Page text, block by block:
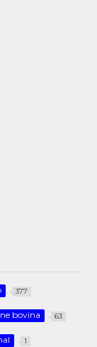
377
bovina 63
1